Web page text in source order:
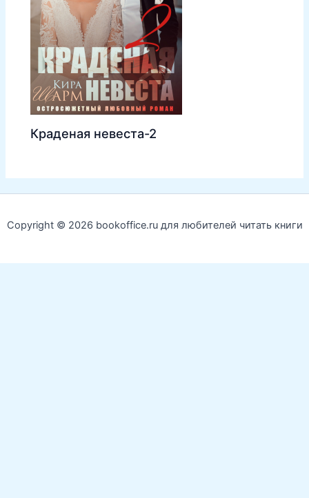
Краденая невеста-2
Copyright © 2026 bookoffice.ru для любителей читать книги